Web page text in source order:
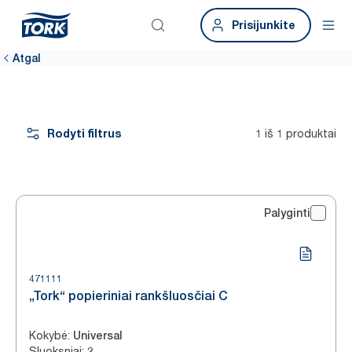
Prisijunkite
Atgal
Rodyti filtrus 1 iš 1 produktai
Palyginti
471111
„Tork“ popieriniai rankšluosčiai C
Kokybė: Universal